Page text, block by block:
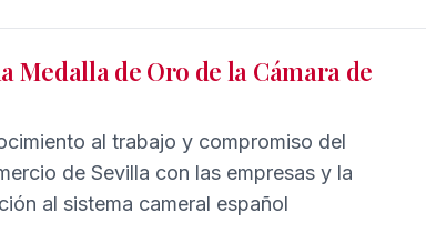
Medalla de Oro de la Cámara de
al trabajo y compromiso del
de Sevilla con las empresas y la
al sistema cameral español